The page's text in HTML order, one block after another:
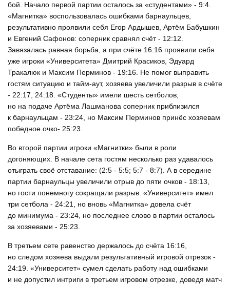
бой. Начало первой партии осталось за «студентами» - 9:4.
«Магнитка» воспользовалась ошибками барнаульцев,
результативно проявили себя Егор Ардышев, Артём Бабушкин
и Евгений Сафонов: соперник сравнял счёт - 12:12.
Завязалась равная борьба, а при счёте 16:16 проявили себя
уже игроки «Университета» Дмитрий Красиков, Эдуард
Тракалюк и Максим Перминов - 19:16. Не помог выправить
гостям ситуацию и тайм-аут, хозяева увеличили разрыв в счёте
- 22:17, 24:18. «Студенты» имели шесть сетболов,
но на подаче Артёма Лашманова соперник приблизился
к барнаульцам - 23:24, но Максим Перминов принёс хозяевам
победное очко- 25:23.
Во второй партии игроки «Магнитки» были в роли
догоняющих. В начале сета гостям несколько раз удавалось
отыграть своё отставание: (2:5 - 5:5; 5:7 - 8:7). А в середине
партии барнаульцы увеличили отрыв до пяти очков - 18:13,
но гости понемногу сокращали разрыв. «Университет» имел
три сетбола - 24:21, но вновь «Магнитка» довела счёт
до минимума - 23:24, но последнее слово в партии осталось
за хозяевами - 25:23.
В третьем сете равенство держалось до счёта 16:16,
но следом хозяева выдали результативный игровой отрезок -
24:19. «Университет» сумел сделать работу над ошибками
и не допустил интриги в третьем игровом отрезке, доведя матч